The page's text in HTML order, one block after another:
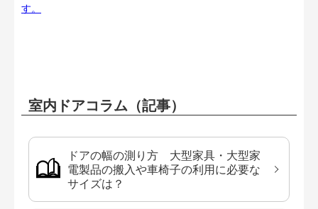
す。
室内ドアコラム（記事）
ドアの幅の測り方 大型家具・大型家
電製品の搬入や車椅子の利用に必要な
サイズは？